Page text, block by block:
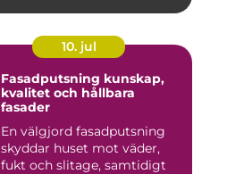
10. jul
Fasadputsning kunskap,
kvalitet och hållbara
fasader
En välgjord fasadputsning
skyddar huset mot väder,
fukt och slitage, samtidigt